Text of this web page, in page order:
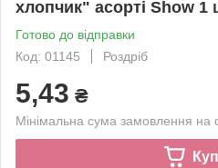
хлопчик" асорті Show 1
Готово до відправки
Код: 01145
Роздріб
5,43 ₴
Мінімальна сума замовлення на